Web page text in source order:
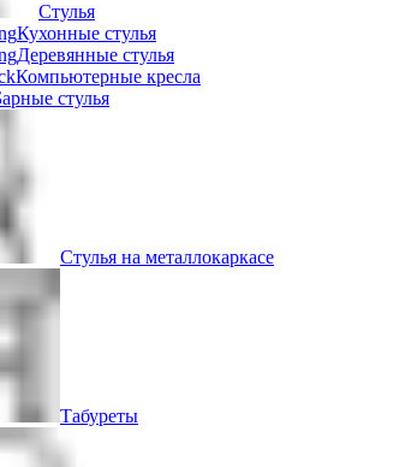
Стулья
Кухонные стулья
Деревянные стулья
Компьютерные кресла
стулья
Стулья на металлокаркасе
Табуреты